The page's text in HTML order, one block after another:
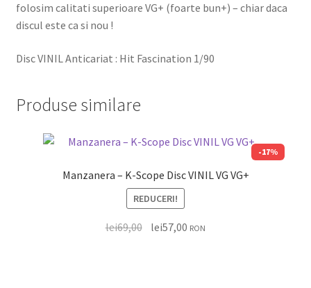
folosim calitati superioare VG+ (foarte bun+) – chiar daca
discul este ca si nou !
Disc VINIL Anticariat : Hit Fascination 1/90
Produse similare
-17%
Manzanera – K-Scope Disc VINIL VG VG+
REDUCERI!
lei69,00 lei57,00 RON